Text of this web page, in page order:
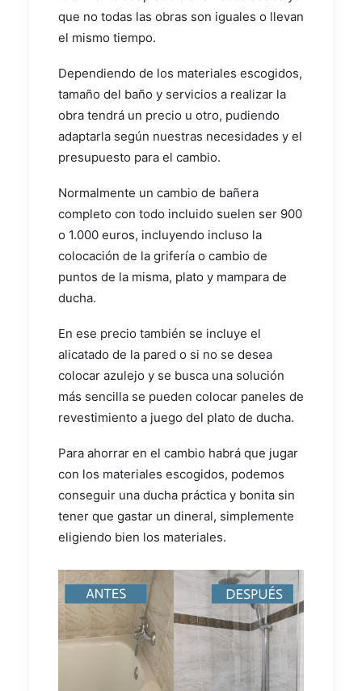
que no todas las obras son iguales o llevan
el mismo tiempo.
Dependiendo de los materiales escogidos,
tamaño del baño y servicios a realizar la
obra tendrá un precio u otro, pudiendo
adaptarla según nuestras necesidades y el
presupuesto para el cambio.
Normalmente un cambio de bañera
completo con todo incluido suelen ser 900
o 1.000 euros, incluyendo incluso la
colocación de la grifería o cambio de
puntos de la misma, plato y mampara de
ducha.
En ese precio también se incluye el
alicatado de la pared o si no se desea
colocar azulejo y se busca una solución
más sencilla se pueden colocar paneles de
revestimiento a juego del plato de ducha.
Para ahorrar en el cambio habrá que jugar
con los materiales escogidos, podemos
conseguir una ducha práctica y bonita sin
tener que gastar un dineral, simplemente
eligiendo bien los materiales.